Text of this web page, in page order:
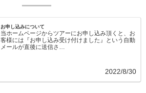
お申し込みについて
当ホームページからツアーにお申し込み頂くと、お
客様には『お申し込み受け付けました』という自動
メールが直後に送信さ…
2022/8/30